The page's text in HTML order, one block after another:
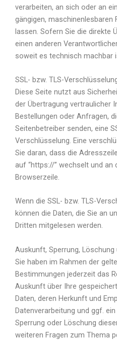
verarbeiten, an sich oder an
gängigen, maschinenlesbaren
lassen. Sofern Sie die direkte
einen anderen
soweit es technisch machbar
SSL- bzw. TLS-
Diese Seite nutzt aus
der Übertragung vertraulicher
Bestellungen oder Anfragen,
Seitenbetreiber senden, eine
Verschlüsselung. Eine
Sie daran, dass die
auf “https://” wechselt und
Browserzeile.
Wenn die SSL- bzw. TLS-
können die Daten, die Sie an
Dritten mitgelesen werden.
Auskunft, Sperrung, Löschung
Sie haben im Rahmen der
Bestimmungen jederzeit das
Auskunft über Ihre
Daten, deren Herkunft und
Datenverarbeitung und ggf.
Sperrung oder Löschung
weiteren Fragen zum Thema